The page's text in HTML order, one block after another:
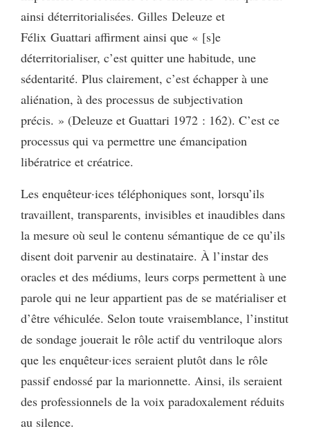
ainsi déterritorialisées. Gilles Deleuze et
Félix Guattari affirment ainsi que « [s]e
déterritorialiser, c’est quitter une habitude, une
sédentarité. Plus clairement, c’est échapper à une
aliénation, à des processus de subjectivation
précis. » (Deleuze et Guattari 1972 : 162). C’est ce
processus qui va permettre une émancipation
libératrice et créatrice.
Les enquêteur·ices téléphoniques sont, lorsqu’ils
travaillent, transparents, invisibles et inaudibles dans
la mesure où seul le contenu sémantique de ce qu’ils
disent doit parvenir au destinataire. À l’instar des
oracles et des médiums, leurs corps permettent à une
parole qui ne leur appartient pas de se matérialiser et
d’être véhiculée. Selon toute vraisemblance, l’institut
de sondage jouerait le rôle actif du ventriloque alors
que les enquêteur·ices seraient plutôt dans le rôle
passif endossé par la marionnette. Ainsi, ils seraient
des professionnels de la voix paradoxalement réduits
au silence.